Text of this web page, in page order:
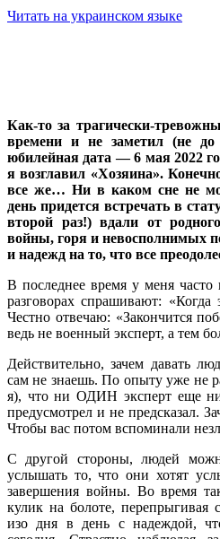
Читать на украинском языке
Как-то за трагически-
времени и не заметил (не
юбилейная дата — 6 мая 2022
я возглавил «Хозяина».
все же… Ни в каком сне не
день придется встречать в
второй раз!) вдали от
войны, горя и невосполнимых
и надежд на то, что все
В последнее время у меня
разговорах спрашивают: «Когда
Честно отвечаю: «Закончится
ведь не военный эксперт, а тем
Действительно, зачем давать
сам не знаешь. По опыту уже не
я), что ни ОДИН эксперт еще
предусмотрел и не предсказал.
Чтобы вас потом вспоминали
С другой стороны, людей
услышать то, что они хотят
завершения войны. Во время
кулик на болоте, перепрыгивая
изо дня в день с надеждой,